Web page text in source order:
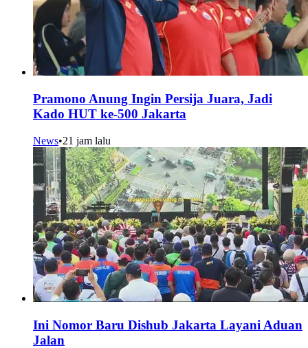
Pramono Anung Ingin Persija Juara, Jadi
Kado HUT ke-500 Jakarta
News•21 jam lalu
Ini Nomor Baru Dishub Jakarta Layani Aduan
Jalan